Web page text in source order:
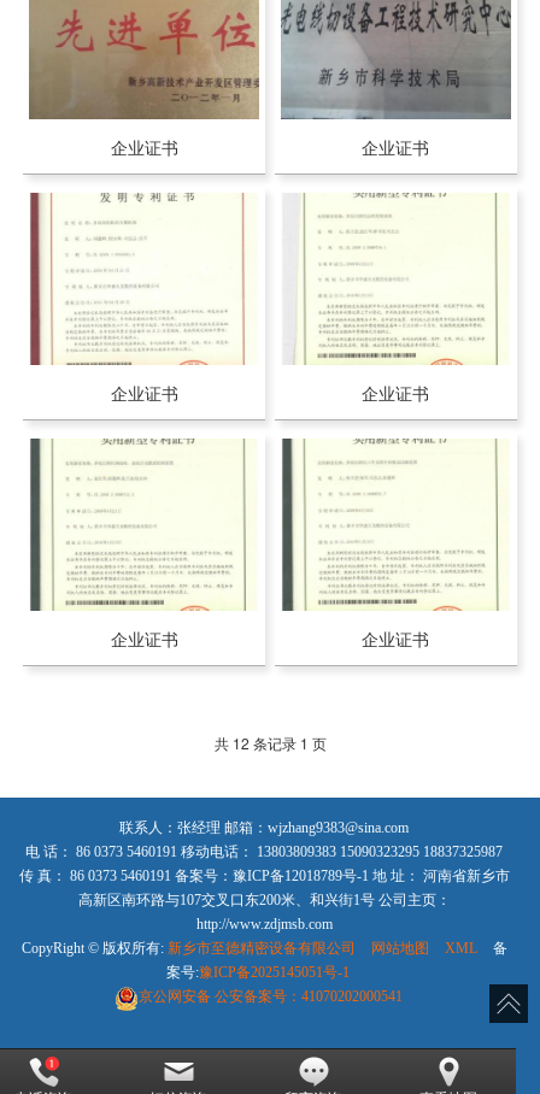
企业证书 企业证书
企业证书 企业证书
企业证书 企业证书
共 12 条记录 1 页
联系人：张经理 邮箱：wjzhang9383@sina.com
电 话： 86 0373 5460191 移动电话： 13803809383 15090323295 18837325987
传 真： 86 0373 5460191 备案号：豫ICP备12018789号-1 地 址： 河南省新乡市
高新区南环路与107交叉口东200米、和兴街1号 公司主页：
http://www.zdjmsb.com
CopyRight © 版权所有: 新乡市至德精密设备有限公司 网站地图 XML
备
案号:豫ICP备2025145051号-1
京公网安备公安备案号：41070202000541